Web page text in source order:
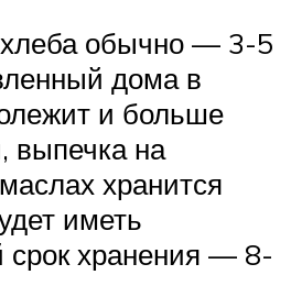
хлеба обычно — 3-5
дома в
и больше
выпечка на
хранится
иметь
хранения — 8-